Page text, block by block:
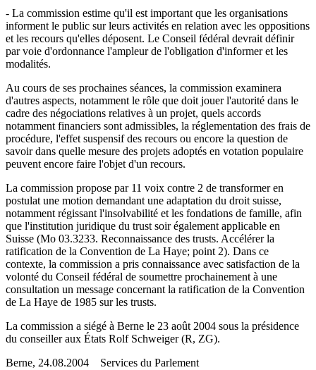
- La commission estime qu'il est important que les organisations
informent le public sur leurs activités en relation avec les oppositions
et les recours qu'elles déposent. Le Conseil fédéral devrait définir
par voie d'ordonnance l'ampleur de l'obligation d'informer et les
modalités.
Au cours de ses prochaines séances, la commission examinera
d'autres aspects, notamment le rôle que doit jouer l'autorité dans le
cadre des négociations relatives à un projet, quels accords
notamment financiers sont admissibles, la réglementation des frais de
procédure, l'effet suspensif des recours ou encore la question de
savoir dans quelle mesure des projets adoptés en votation populaire
peuvent encore faire l'objet d'un recours.
La commission propose par 11 voix contre 2 de transformer en
postulat une motion demandant une adaptation du droit suisse,
notamment régissant l'insolvabilité et les fondations de famille, afin
que l'institution juridique du trust soir également applicable en
Suisse (Mo 03.3233. Reconnaissance des trusts. Accélérer la
ratification de la Convention de La Haye; point 2). Dans ce
contexte, la commission a pris connaissance avec satisfaction de la
volonté du Conseil fédéral de soumettre prochainement à une
consultation un message concernant la ratification de la Convention
de La Haye de 1985 sur les trusts.
La commission a siégé à Berne le 23 août 2004 sous la présidence
du conseiller aux États Rolf Schweiger (R, ZG).
Berne, 24.08.2004 Services du Parlement